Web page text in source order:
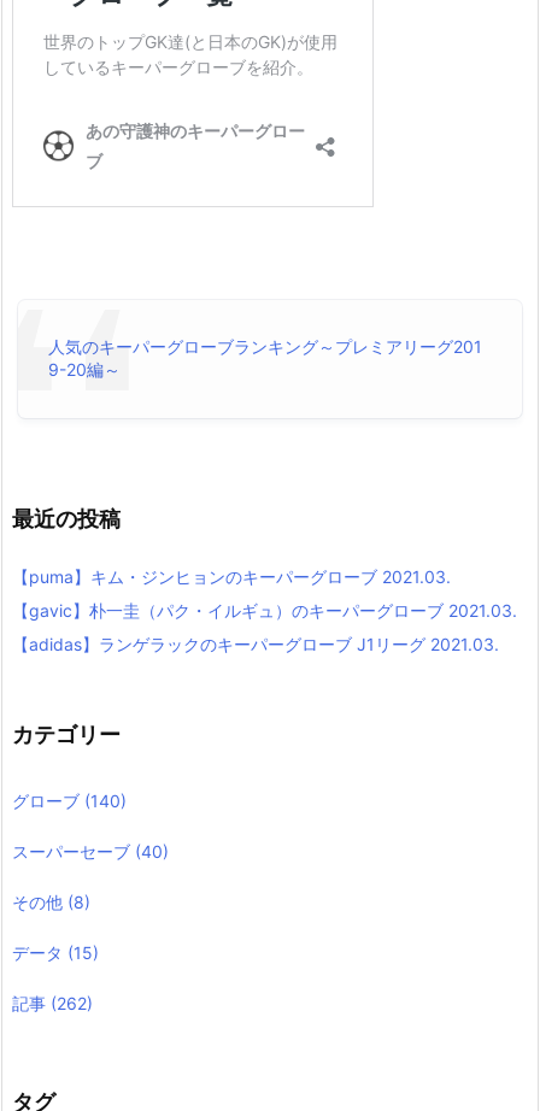
人気のキーパーグローブランキング～プレミアリーグ201
9-20編～
最近の投稿
【puma】キム・ジンヒョンのキーパーグローブ 2021.03.
【gavic】朴一圭（パク・イルギュ）のキーパーグローブ 2021.03.
【adidas】ランゲラックのキーパーグローブ J1リーグ 2021.03.
カテゴリー
グローブ (140)
スーパーセーブ (40)
その他 (8)
データ (15)
記事 (262)
タグ